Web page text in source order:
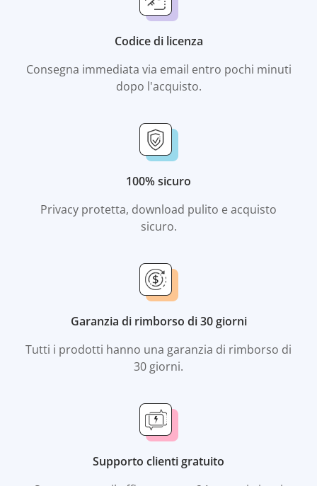
Codice di licenza
Consegna immediata via email entro pochi minuti
dopo l'acquisto.
100% sicuro
Privacy protetta, download pulito e acquisto
sicuro.
Garanzia di rimborso di 30 giorni
Tutti i prodotti hanno una garanzia di rimborso di
30 giorni.
Supporto clienti gratuito